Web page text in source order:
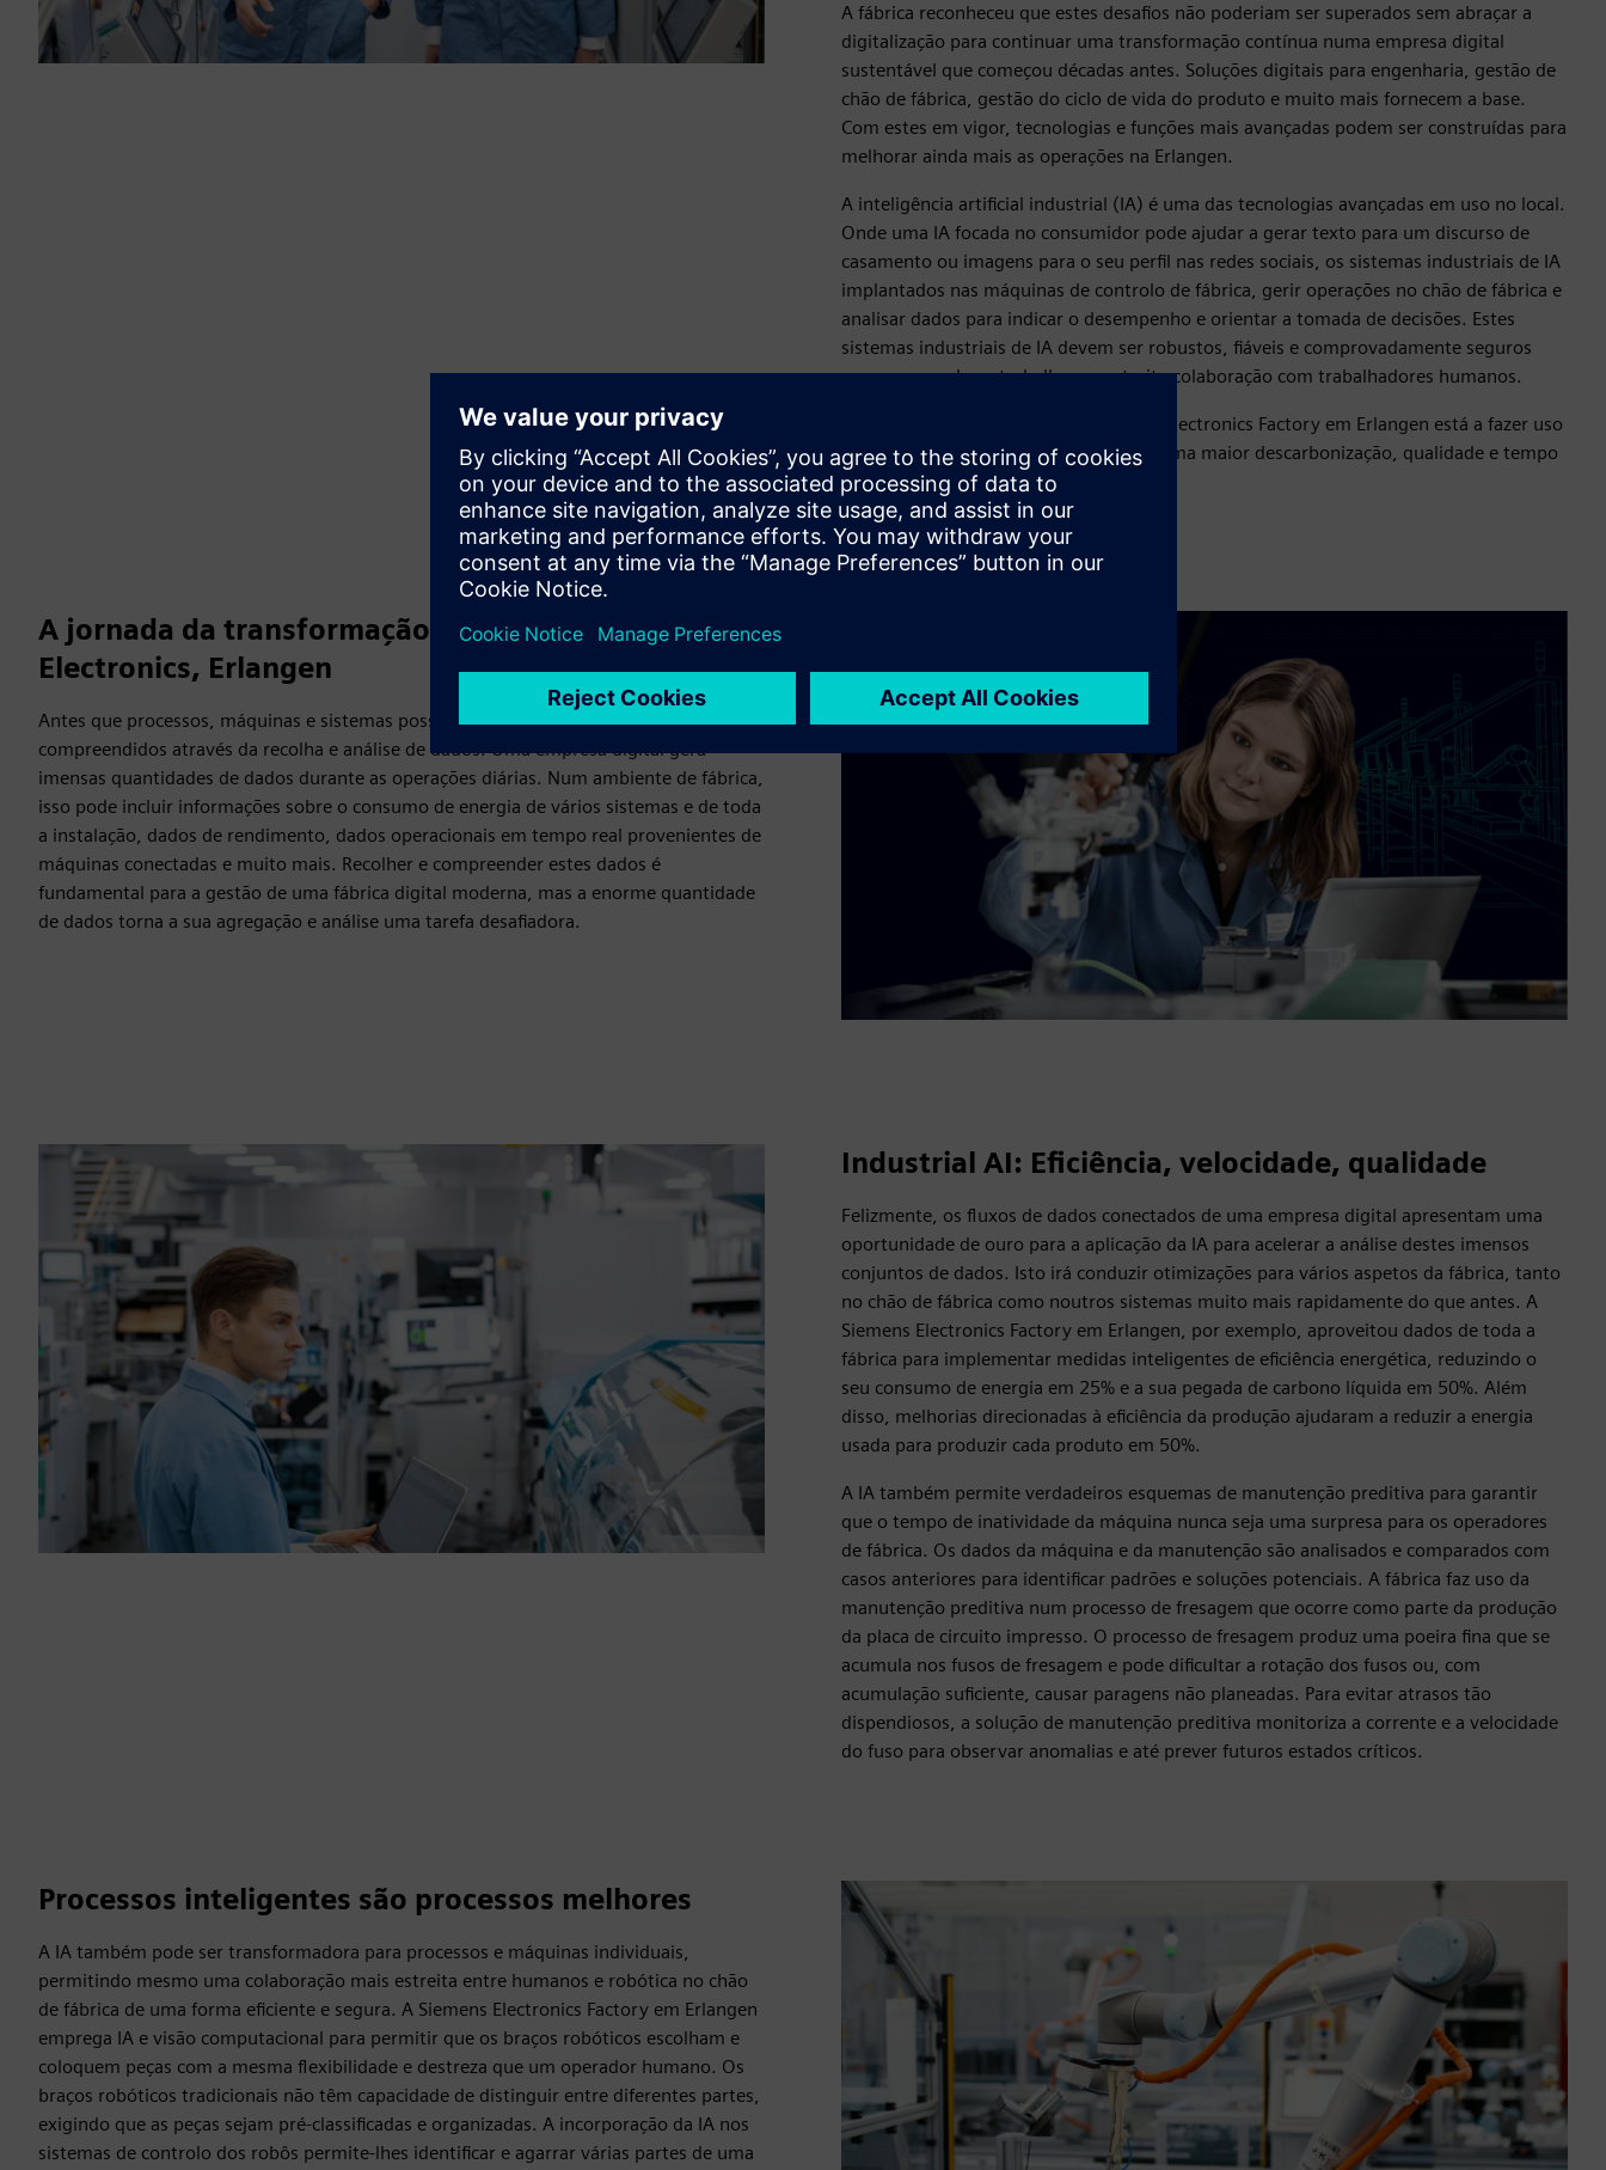
A fábrica reconheceu que estes desafios não poderiam ser superados sem abraçar a
digitalização para continuar uma transformação contínua numa empresa digital
sustentável que começou décadas antes. Soluções digitais para engenharia, gestão de
chão de fábrica, gestão do ciclo de vida do produto e muito mais fornecem a base.
Com estes em vigor, tecnologias e funções mais avançadas podem ser construídas para
melhorar ainda mais as operações na Erlangen.
A inteligência artificial industrial (IA) é uma das tecnologias avançadas em uso no local.
Onde uma IA focada no consumidor pode ajudar a gerar texto para um discurso de
casamento ou imagens para o seu perfil nas redes sociais, os sistemas industriais de IA
implantados nas máquinas de controlo de fábrica, gerir operações no chão de fábrica e
analisar dados para indicar o desempenho e orientar a tomada de decisões. Estes
sistemas industriais de IA devem ser robustos, fiáveis e comprovadamente seguros
mesmo quando se trabalha em estreita colaboração com trabalhadores humanos.
Hoje, vamos explorar como a Siemens Electronics Factory em Erlangen está a fazer uso
da IA de nível industrial para suportar uma maior descarbonização, qualidade e tempo
de colocação no mercado.
A jornada da transformação digital: Siemens
Electronics, Erlangen
Antes que processos, máquinas e sistemas possam ser melhorados, eles devem ser
compreendidos através da recolha e análise de dados. Uma empresa digital gera
imensas quantidades de dados durante as operações diárias. Num ambiente de fábrica,
isso pode incluir informações sobre o consumo de energia de vários sistemas e de toda
a instalação, dados de rendimento, dados operacionais em tempo real provenientes de
máquinas conectadas e muito mais. Recolher e compreender estes dados é
fundamental para a gestão de uma fábrica digital moderna, mas a enorme quantidade
de dados torna a sua agregação e análise uma tarefa desafiadora.
Industrial AI: Eficiência, velocidade, qualidade
Felizmente, os fluxos de dados conectados de uma empresa digital apresentam uma
oportunidade de ouro para a aplicação da IA para acelerar a análise destes imensos
conjuntos de dados. Isto irá conduzir otimizações para vários aspetos da fábrica, tanto
no chão de fábrica como noutros sistemas muito mais rapidamente do que antes. A
Siemens Electronics Factory em Erlangen, por exemplo, aproveitou dados de toda a
fábrica para implementar medidas inteligentes de eficiência energética, reduzindo o
seu consumo de energia em 25% e a sua pegada de carbono líquida em 50%. Além
disso, melhorias direcionadas à eficiência da produção ajudaram a reduzir a energia
usada para produzir cada produto em 50%.
A IA também permite verdadeiros esquemas de manutenção preditiva para garantir
que o tempo de inatividade da máquina nunca seja uma surpresa para os operadores
de fábrica. Os dados da máquina e da manutenção são analisados e comparados com
casos anteriores para identificar padrões e soluções potenciais. A fábrica faz uso da
manutenção preditiva num processo de fresagem que ocorre como parte da produção
da placa de circuito impresso. O processo de fresagem produz uma poeira fina que se
acumula nos fusos de fresagem e pode dificultar a rotação dos fusos ou, com
acumulação suficiente, causar paragens não planeadas. Para evitar atrasos tão
dispendiosos, a solução de manutenção preditiva monitoriza a corrente e a velocidade
do fuso para observar anomalias e até prever futuros estados críticos.
Processos inteligentes são processos melhores
A IA também pode ser transformadora para processos e máquinas individuais,
permitindo mesmo uma colaboração mais estreita entre humanos e robótica no chão
de fábrica de uma forma eficiente e segura. A Siemens Electronics Factory em Erlangen
emprega IA e visão computacional para permitir que os braços robóticos escolham e
coloquem peças com a mesma flexibilidade e destreza que um operador humano. Os
braços robóticos tradicionais não têm capacidade de distinguir entre diferentes partes,
exigindo que as peças sejam pré-classificadas e organizadas. A incorporação da IA nos
sistemas de controlo dos robôs permite-lhes identificar e agarrar várias partes de uma